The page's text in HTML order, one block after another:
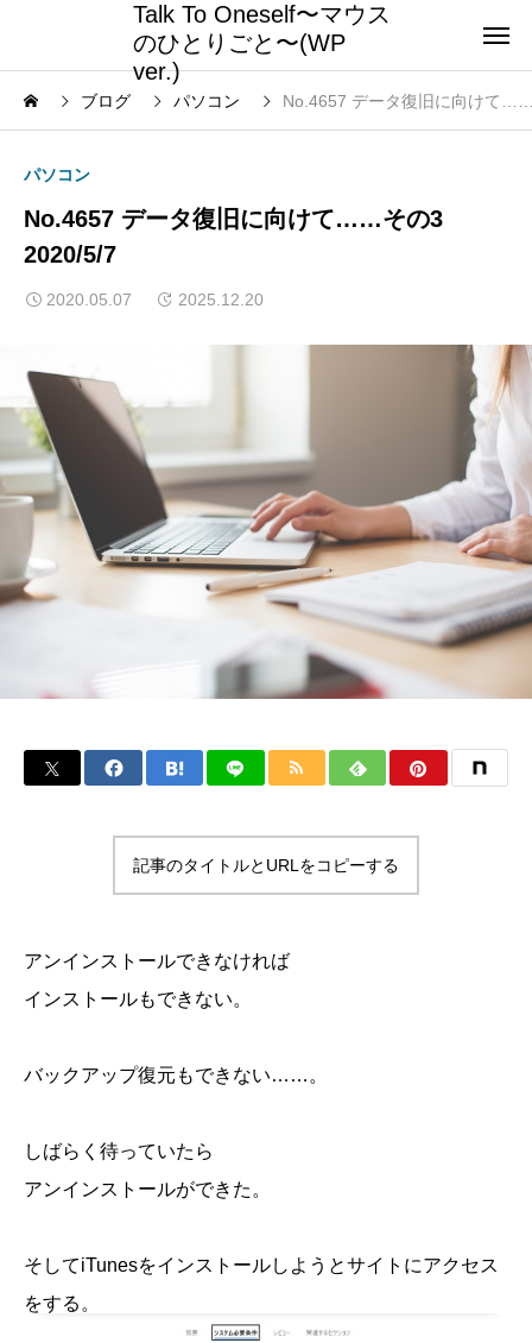
Talk To Oneself〜マウス
のひとりごと〜(WP
ver.)
ブログ パソコン No.4657 データ復旧に向け
パソコン
No.4657 データ復旧に向けて……その3
2020/5/7
2020.05.07 2025.12.20
記事のタイトルとURLをコピーする
アンインストールできなければ
インストールもできない。
バックアップ復元もできない……。
しばらく待っていたら
アンインストールができた。
そしてiTunesをインストールしようとサイトにアクセス
をする。